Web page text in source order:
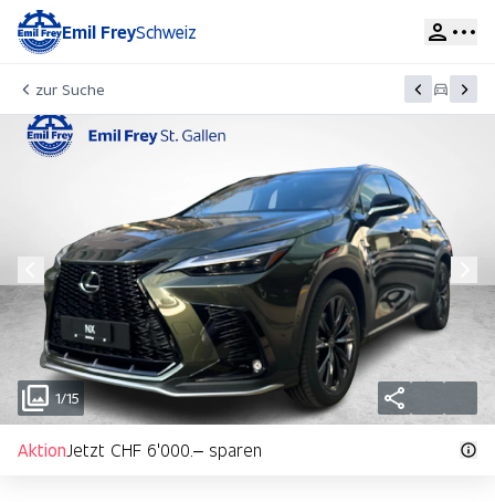
Emil FreySchweiz
zur Suche
1/15
AktionJetzt CHF 6'000.– sparen